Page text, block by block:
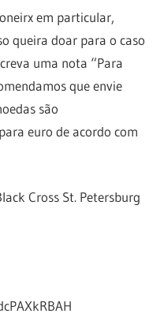
em particular,
queira doar para o caso
uma nota “Para
que envie
são
euro de acordo com
Cross St. Petersburg